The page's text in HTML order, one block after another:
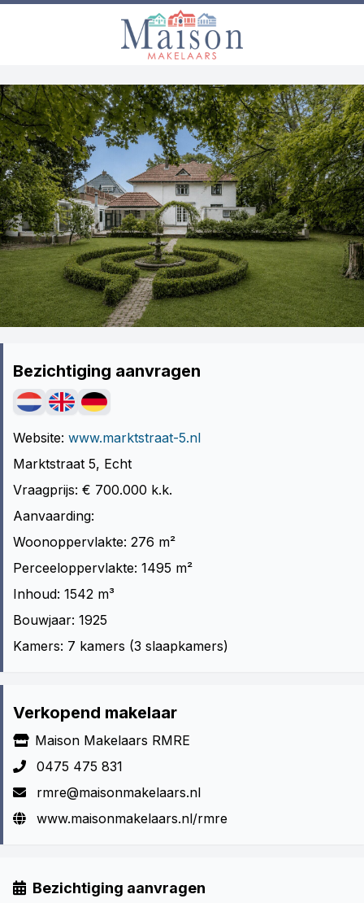
Bezichtiging aanvragen
Website: www.marktstraat-5.nl
Marktstraat 5, Echt
Vraagprijs: € 700.000 k.k.
Aanvaarding:
Woonoppervlakte: 276 m²
Perceeloppervlakte: 1495 m²
Inhoud: 1542 m³
Bouwjaar: 1925
Kamers: 7 kamers (3 slaapkamers)
Verkopend makelaar
Maison Makelaars RMRE
0475 475 831
rmre@maisonmakelaars.nl
www.maisonmakelaars.nl/rmre
Bezichtiging aanvragen